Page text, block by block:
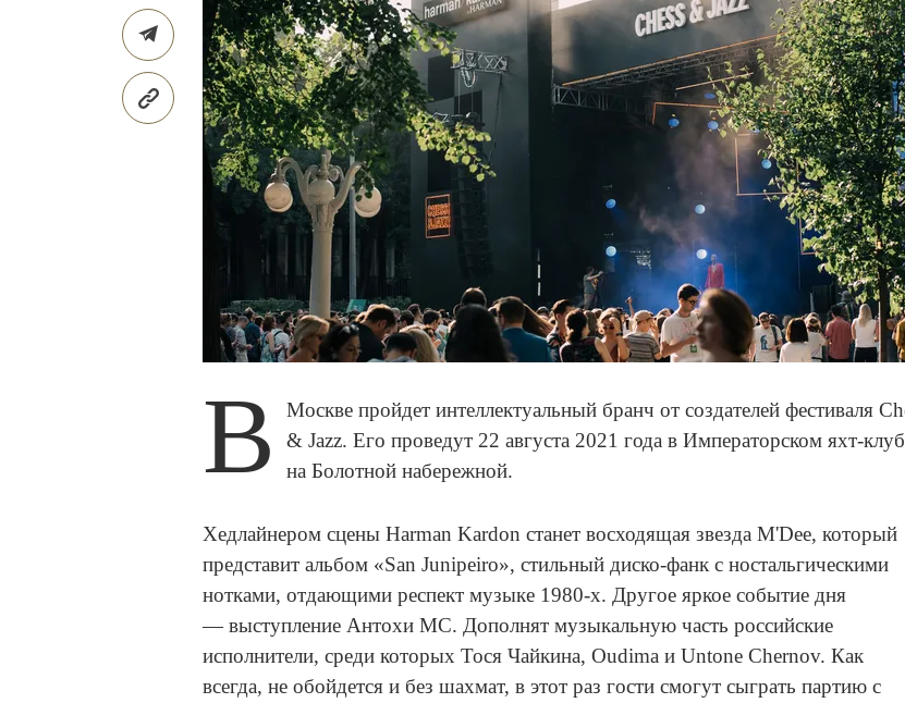
В
Москве пройдет интеллектуальный бранч от создателей фестиваля
& Jazz. Его проведут 22 августа 2021 года в Императорском яхт-
на Болотной набережной.
Хедлайнером сцены Harman Kardon станет восходящая звезда M'Dee, который
представит альбом «San Junipeiro», стильный диско-фанк с ностальгическими
нотками, отдающими респект музыке 1980-х. Другое яркое событие дня
— выступление Антохи МС. Дополнят музыкальную часть российские
исполнители, среди которых Тося Чайкина, Oudima и Untone Chernov. Как
всегда, не обойдется и без шахмат, в этот раз гости смогут сыграть партию с